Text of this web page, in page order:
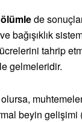
de
ve bağışıklık
tahrip
gelmeleridir.
beyin